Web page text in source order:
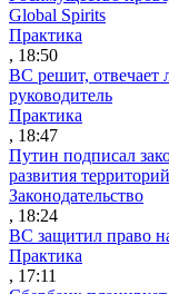
Global Spirits
Практика
, 18:50
ВС решит, отвечает
руководитель
Практика
, 18:47
Путин подписал
развития территорий
Законодательство
, 18:24
ВС защитил право
Практика
, 17:11